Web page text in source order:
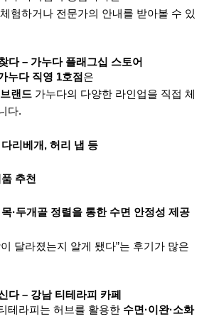
험하거나 전문가의 안내를 받아볼 수 있
다 – 가누다 플래그십 스토어
누다 직영 1호점은
랜드 가누다의 다양한 라인업을 직접 체
다.
리베개, 허리 냅 등
추천
·두개골 정렬을 통한 수면 안정성 제공
달라졌는지 알게 됐다”는 후기가 많은
다 – 강남 티테라피 카페
테라피는 허브를 활용한 수면·이완·소화